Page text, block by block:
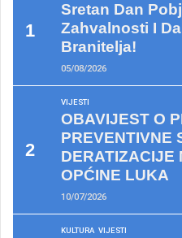
Sretan Dan
Zahvalnosti I
Branitelja!
05/08/2026
VIJESTI
OBAVIJEST O
PREVENTIVNE
DERATIZACIJE
OPĆINE LUKA
10/07/2026
KULTURA VIJESTI